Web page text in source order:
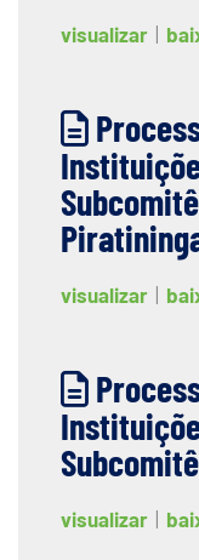
visualizar
visualizar
visualizar